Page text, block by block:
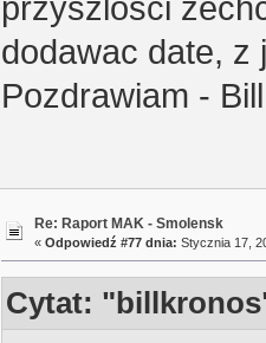
przyszlosci
dodawac date, z
Pozdrawiam - Bill
Re: Raport MAK - Smolensk
« Odpowiedź #77 dnia: Stycznia 17,
Cytat: